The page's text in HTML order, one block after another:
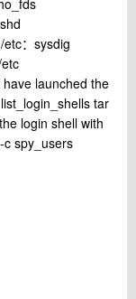
：sysdig
launched the
tar
login shell with
spy_users